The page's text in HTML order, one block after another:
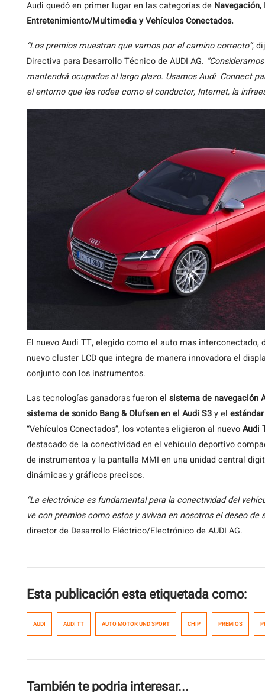
Audi quedó en primer lugar en las categorías de
Entretenimiento/Multimedia y Vehículos Conectados.
“Los premios muestran que vamos por el camino correcto”,
Directiva para Desarrollo Técnico de AUDI AG.
mantendrá ocupados al largo plazo. Usamos Audi Connect
el entorno que les rodea como el conductor, Internet, la
El nuevo Audi TT, elegido como el auto mas interconectado,
nuevo cluster LCD que integra de manera innovadora el
conjunto con los instrumentos.
Las tecnologías ganadoras fueron el sistema de navegación
sistema de sonido Bang & Olufsen en el Audi S3y el
“Vehículos Conectados”, los votantes eligieron al nuevoAudi
destacado de la conectividad en el vehículo deportivo
de instrumentos y la pantalla MMI en una unidad central
dinámicas y gráficos precisos.
“La electrónica es fundamental para la conectividad del
ve con premios como estos y avivan en nosotros el deseo de
director de Desarrollo Eléctrico/Electrónico de AUDI AG.
Esta publicación esta etiquetada como:
AUDI AUDI TT AUTO MOTOR UND SPORT CHIP PREMIOS
También te podria interesar...